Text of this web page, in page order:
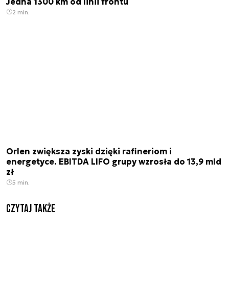
2 min.
Orlen zwiększa zyski dzięki rafineriom i
energetyce. EBITDA LIFO grupy wzrosła do 13,9 mld
zł
5 min.
Czytaj także